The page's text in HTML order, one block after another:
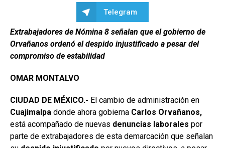
Telegram
Extrabajadores de Nómina 8 señalan que el gobierno de
Orvañanos ordenó el despido injustificado a pesar del
compromiso de estabilidad
OMAR MONTALVO
CIUDAD DE MÉXICO.- El cambio de administración en
Cuajimalpa donde ahora gobierna Carlos Orvañanos,
está acompañado de nuevas denuncias laborales por
parte de extrabajadores de esta demarcación que señalan